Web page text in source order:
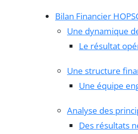
Bilan Financier
Une dynamique
Le résultat
Une structure
Une équipe
Analyse des
Des résultats